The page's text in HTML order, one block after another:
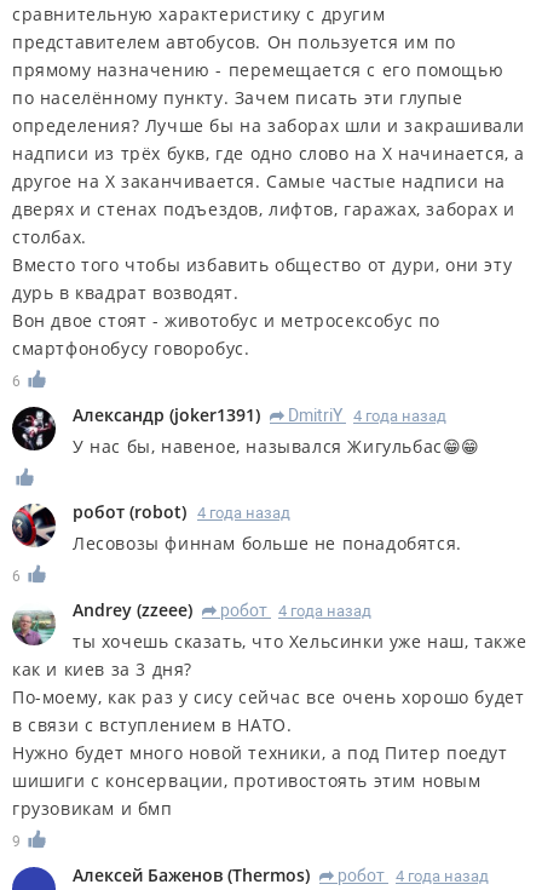
сравнительную характеристику с другим
представителем автобусов. Он пользуется им по
прямому назначению - перемещается с его помощью
по населённому пункту. Зачем писать эти глупые
определения? Лучше бы на заборах шли и закрашивали
надписи из трёх букв, где одно слово на Х начинается, а
другое на Х заканчивается. Самые частые надписи на
дверях и стенах подъездов, лифтов, гаражах, заборах и
столбах.
Вместо того чтобы избавить общество от дури, они эту
дурь в квадрат возводят.
Вон двое стоят - животобус и метросексобус по
смартфонобусу говоробус.
6
Александр (joker1391) R DmitriY 4 года назад
У нас бы, навеное, назывался Жигульбас😁😁
робот (robot) 4 года назад
Лесовозы финнам больше не понадобятся.
6
Andrey (zzeee) R робот 4 года назад
ты хочешь сказать, что Хельсинки уже наш, также
как и киев за 3 дня?
По-моему, как раз у сису сейчас все очень хорошо будет
в связи с вступлением в НАТО.
Нужно будет много новой техники, а под Питер поедут
шишиги с консервации, противостоять этим новым
грузовикам и бмп
9
Алексей Баженов (Thermos) R робот 4 года назад